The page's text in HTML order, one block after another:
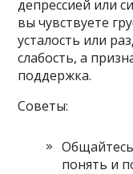
депрессией или
вы чувствуете
усталость или
слабость, а
поддержка.
Советы:
понять и